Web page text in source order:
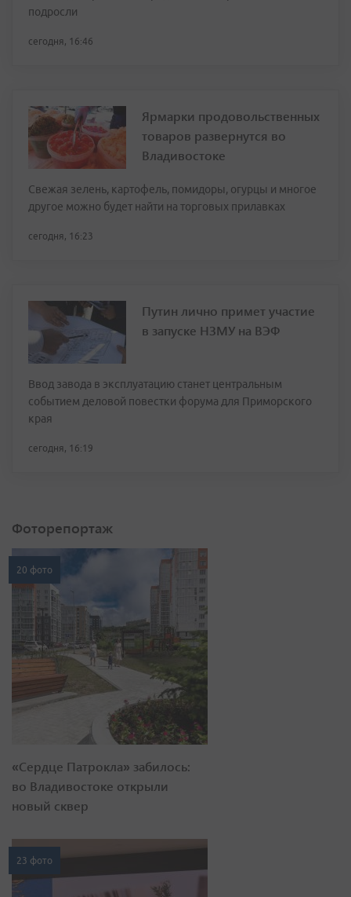
подросли
сегодня, 16:46
Ярмарки продовольственных
товаров развернутся во
Владивостоке
Свежая зелень, картофель, помидоры, огурцы и многое
другое можно будет найти на торговых прилавках
сегодня, 16:23
Путин лично примет участие
в запуске НЗМУ на ВЭФ
Ввод завода в эксплуатацию станет центральным
событием деловой повестки форума для Приморского
края
сегодня, 16:19
Фоторепортаж
20 фото
«Сердце Патрокла» забилось:
во Владивостоке открыли
новый сквер
23 фото